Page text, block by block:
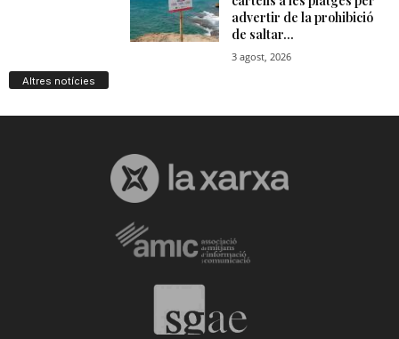
Altres notícies